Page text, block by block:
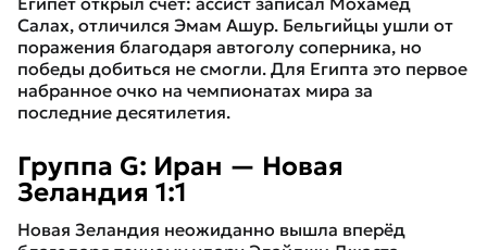
Салах, отличился Эмам Ашур. Бельгийцы ушли от
поражения благодаря автоголу соперника, но
победы добиться не смогли. Для Египта это первое
набранное очко на чемпионатах мира за
последние десятилетия.
Группа G: Иран — Новая
Зеландия 1:1
Новая Зеландия неожиданно вышла вперёд